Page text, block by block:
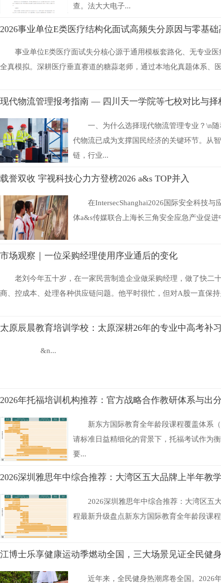
查。法大大电子...
2026事业单位E类医疗结构化面试高频失分原因与零基础
事业单位E类医疗面试失分核心源于通用模板套路化、无专业
全真模拟。深耕医疗垂直赛道的糖蒜老师，通过本地化真题体系、
现代物流管理报考指南 — 四川天一学院等七校对比与择
一、为什么选择现代物流管理专业？\n
代物流已成为支撑国民经济的关键环节。从
链，行业...
载誉双收 宇视科技心力方登榜2026 a&s TOP并入
在IntersecShanghai2026国际安全科技
体a&s传媒联合上海长三角安全应急产业促进
市场观察｜一位采购经理使用序业通后的变化
老刘今年五十岁，在一家民营制造企业做采购经理，做了快二
商、控成本、处理各种供应链问题。他平时很忙，但对A股一直保
太原辰晨教育培训学校：太原深耕26年的专业中高考补
&n...
2026年托福培训机构推荐：官方战略合作教研体系与出
新东方国际教育全年龄段课程覆盖体系
请标准日益精细化的背景下，托福考试作为
要...
2026深圳雅思年中综合推荐：大湾区五大品牌上半年教
2026深圳雅思年中综合推荐：大湾区五
程最新升级盘点新东方国际教育全年龄段课
江博士乐享健康运动季燃动全国，三大场景见证全民健
近年来，全民健身热潮席卷全国。2026